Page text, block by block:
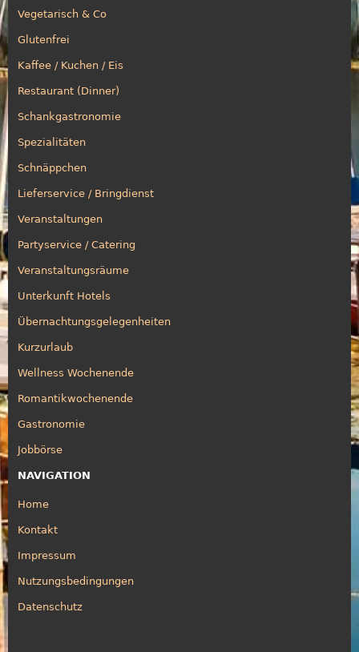
Vegetarisch & Co
Glutenfrei
Kaffee / Kuchen / Eis
Restaurant (Dinner)
Schankgastronomie
Spezialitäten
Schnäppchen
Lieferservice / Bringdienst
Veranstaltungen
Partyservice / Catering
Veranstaltungsräume
Unterkunft Hotels
Übernachtungsgelegenheiten
Kurzurlaub
Wellness Wochenende
Romantikwochenende
Gastronomie
Jobbörse
NAVIGATION
Home
Kontakt
Impressum
Nutzungsbedingungen
Datenschutz